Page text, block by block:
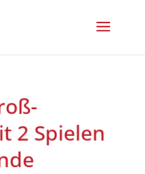
2 Spielen